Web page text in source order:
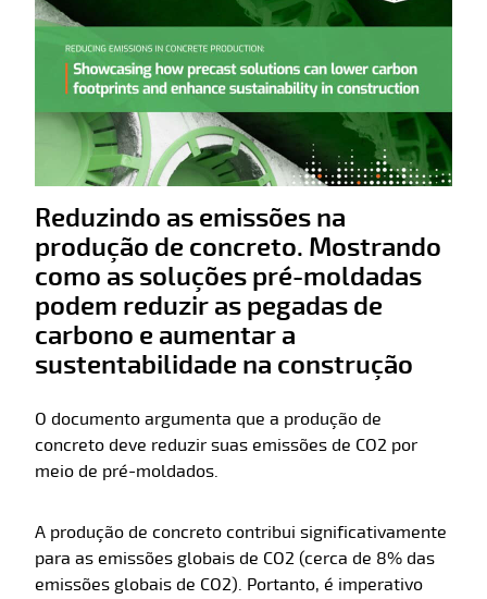
Reduzindo as emissões na
produção de concreto. Mostrando
como as soluções pré-moldadas
podem reduzir as pegadas de
carbono e aumentar a
sustentabilidade na construção
O documento argumenta que a produção de
concreto deve reduzir suas emissões de CO2 por
meio de pré-moldados.
A produção de concreto contribui significativamente
para as emissões globais de CO2 (cerca de 8% das
emissões globais de CO2). Portanto, é imperativo